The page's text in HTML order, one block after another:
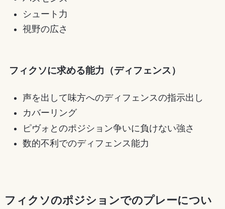
シュート力
視野の広さ
フィクソに求める能力（ディフェンス）
声を出して味方へのディフェンスの指示出し
カバーリング
ピヴォとのポジション争いに負けない強さ
数的不利でのディフェンス能力
フィクソのポジションでのプレーについ